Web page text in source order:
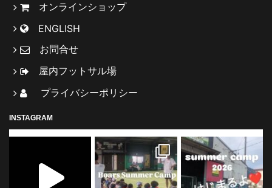
オンラインショップ
ENGLISH
お問合せ
屋内フットサル場
プライバシーポリシー
INSTAGRAM